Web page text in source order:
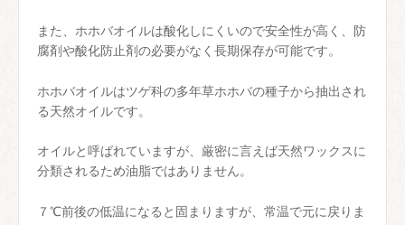
また、ホホバオイルは酸化しにくいので安全性が高く、防
腐剤や酸化防止剤の必要がなく長期保存が可能です。
ホホバオイルはツゲ科の多年草ホホバの種子から抽出され
る天然オイルです。
オイルと呼ばれていますが、厳密に言えば天然ワックスに
分類されるため油脂ではありません。
７℃前後の低温になると固まりますが、常温で元に戻りま